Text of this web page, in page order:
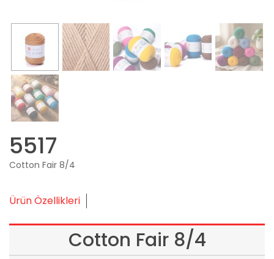
5517
Cotton Fair 8/4
Ürün Özellikleri
Cotton Fair 8/4